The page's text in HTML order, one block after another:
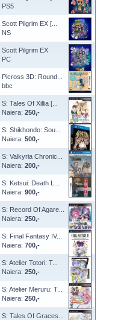
PS5
Scott Pilgrim EX [...
NS
Scott Pilgrim EX
PC
Picross 3D: Round...
bbc
S: Tales Of Xillia [...
Naiera: 250,-
S: Shikhondo: Sou...
Naiera: 500,-
S: Valkyria Chronic...
Naiera: 200,-
S: Ketsui: Death L...
Naiera: 900,-
S: Record Of Agare...
Naiera: 250,-
S: Final Fantasy IV...
Naiera: 700,-
S: Atelier Totori: T...
Naiera: 250,-
S: Atelier Meruru: T...
Naiera: 250,-
S: Tales Of Graces...